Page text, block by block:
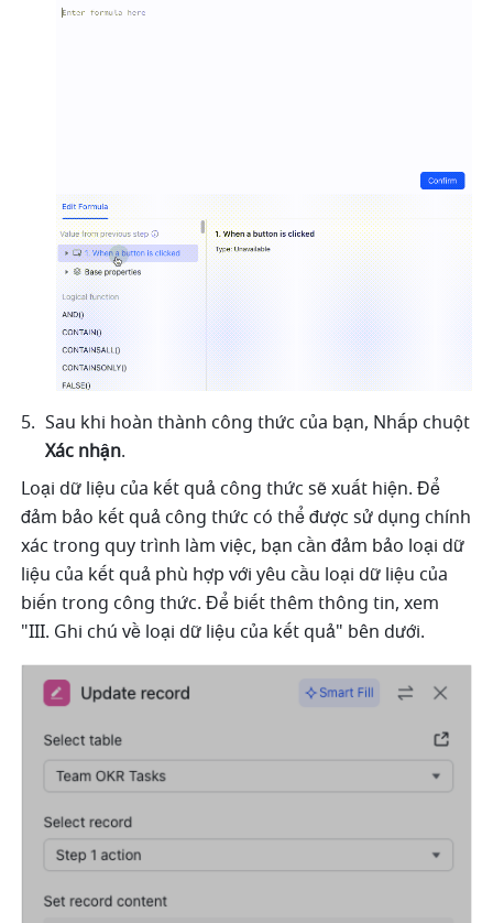
Xác nhận.
Loại dữ liệu của kết quả công thức sẽ xuất hiện. Để
đảm bảo kết quả công thức có thể được sử dụng chính
xác trong quy trình làm việc, bạn cần đảm bảo loại dữ
liệu của kết quả phù hợp với yêu cầu loại dữ liệu của
biến trong công thức. Để biết thêm thông tin, xem
"III. Ghi chú về loại dữ liệu của kết quả" bên dưới.